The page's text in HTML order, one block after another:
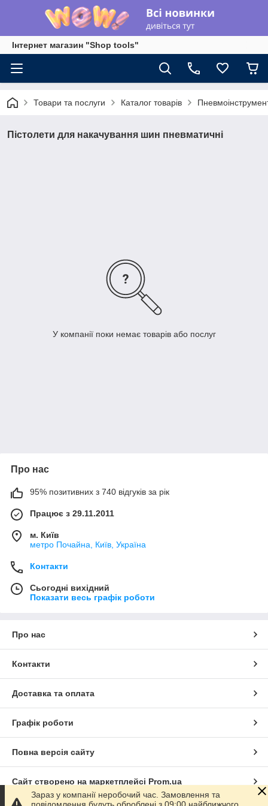
Інтернет магазин "Shop tools"
Товари та послуги Каталог товарів
Пістолети для накачування шин пневматичні
У компанії поки немає товарів або послуг
Про нас
95% позитивних з 740 відгуків за рік
Працює з 29.11.2011
м. Київ
метро Почайна, Київ, Україна
Контакти
Сьогодні вихідний
Показати весь графік роботи
Про нас
Контакти
Доставка та оплата
Графік роботи
Повна версія сайту
Сайт створено на маркетплейсі Prom.ua
Зараз у компанії неробочий час. Замовлення та